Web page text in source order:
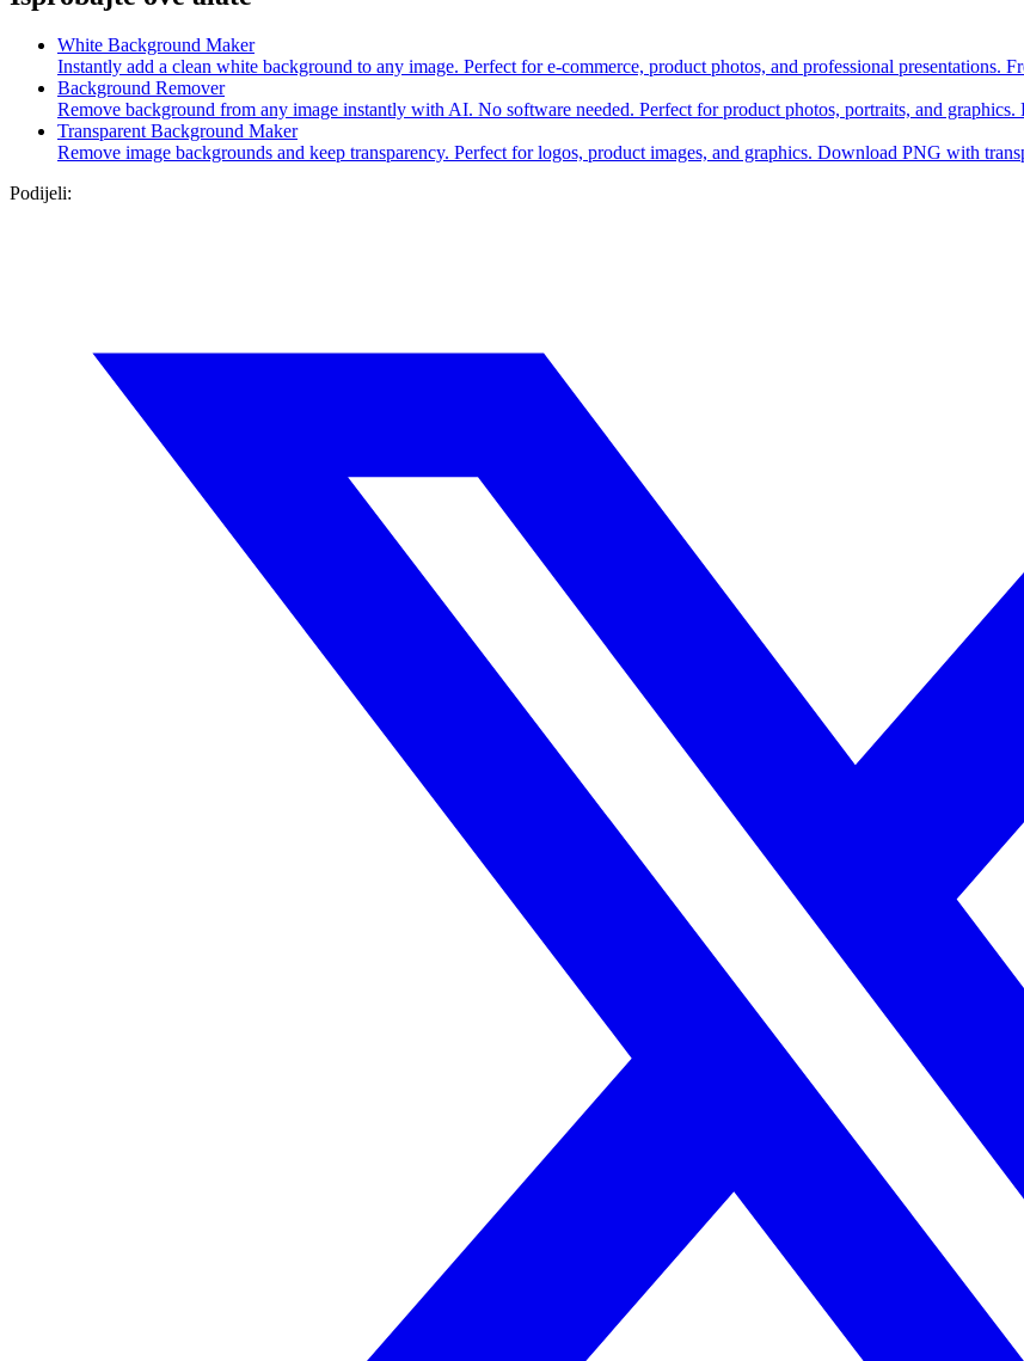
White Background Maker
Instantly add a clean white background to any image. Perfect for e-commerce, product photos, and professional presentations.
Background Remover
Remove background from any image instantly with AI. No software needed. Perfect for product photos, portraits, and graphics.
Transparent Background Maker
Remove image backgrounds and keep transparency. Perfect for logos, product images, and graphics. Download PNG with
Podijeli: